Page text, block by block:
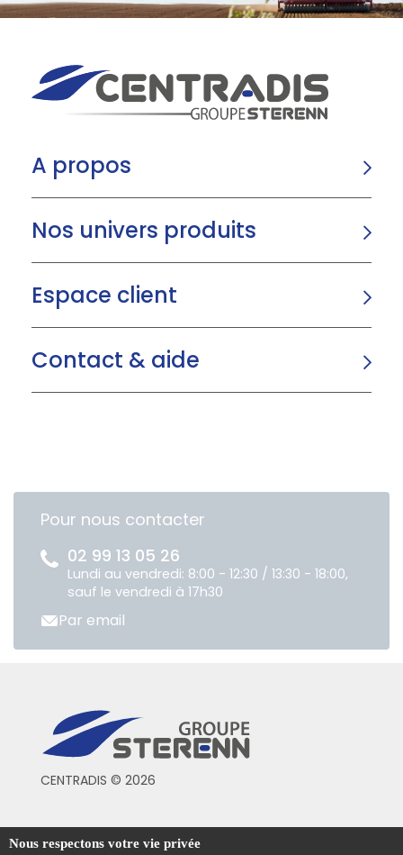
A propos
Nos univers produits
Espace client
Contact & aide
Pour nous contacter
02 99 13 05 26
Lundi au vendredi: 8:00 - 12:30 / 13:30 - 18:00,
sauf le vendredi à 17h30
Par email
CENTRADIS © 2026
Conditions générales de vente
Nous respectons votre vie privée